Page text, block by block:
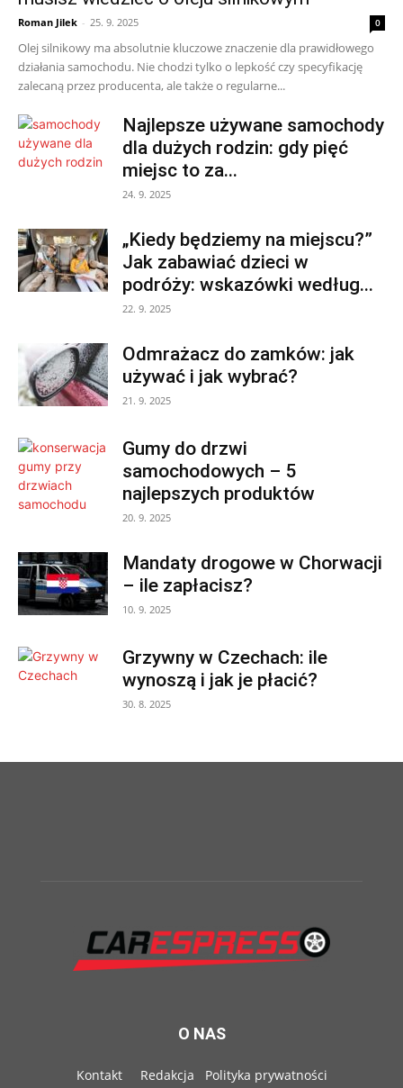
Roman Jilek - 25. 9. 2025 0
Olej silnikowy ma absolutnie kluczowe znaczenie dla prawidłowego
działania samochodu. Nie chodzi tylko o lepkość czy specyfikację
zalecaną przez producenta, ale także o regularne...
Najlepsze używane samochody
dla dużych rodzin: gdy pięć
miejsc to za...
24. 9. 2025
„Kiedy będziemy na miejscu?”
Jak zabawiać dzieci w
podróży: wskazówki według...
22. 9. 2025
Odmrażacz do zamków: jak
używać i jak wybrać?
21. 9. 2025
Gumy do drzwi
samochodowych – 5
najlepszych produktów
20. 9. 2025
Mandaty drogowe w Chorwacji
– ile zapłacisz?
10. 9. 2025
Grzywny w Czechach: ile
wynoszą i jak je płacić?
30. 8. 2025
O NAS
Kontakt Redakcja Polityka prywatności